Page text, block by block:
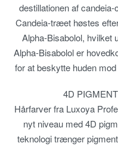
destillationen af
Candeia-træet høstes
Alpha-Bisabolol, hvilket
Alpha-Bisabolol er
for at beskytte huden
4D
Hårfarver fra Luxoya
nyt niveau med 4D
teknologi trænger